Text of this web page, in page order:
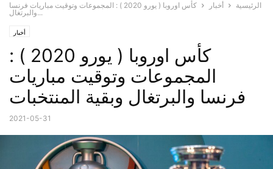
الرئيسية أخبار
كأس اوروبا ( يورو 2020 ) : المجموعات وتوقيت مباريات فرنسا
والبرتغال...
أخبار
كأس اوروبا ( يورو 2020 ) :
المجموعات وتوقيت مباريات
فرنسا والبرتغال وبقية المنتخبات
2021-05-31